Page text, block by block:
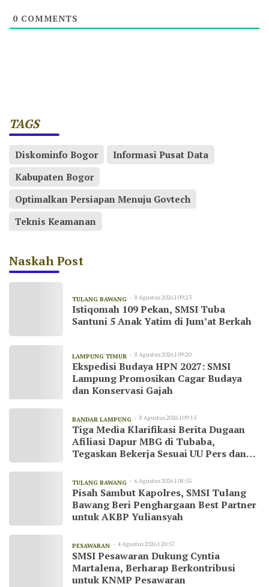
0 COMMENTS
TAGS
Diskominfo Bogor
Informasi Pusat Data
Kabupaten Bogor
Optimalkan Persiapan Menuju Govtech
Teknis Keamanan
Naskah Post
TULANG BAWANG 8 Agustus 2026 | 09:23
Istiqomah 109 Pekan, SMSI Tuba
Santuni 5 Anak Yatim di Jum’at Berkah
LAMPUNG TIMUR 8 Agustus 2026 | 09:20
Ekspedisi Budaya HPN 2027: SMSI
Lampung Promosikan Cagar Budaya
dan Konservasi Gajah
BANDAR LAMPUNG 8 Agustus 2026 | 09:15
Tiga Media Klarifikasi Berita Dugaan
Afiliasi Dapur MBG di Tubaba,
Tegaskan Bekerja Sesuai UU Pers dan
TULANG BAWANG 6 Agustus 2026 | 08:55
Pisah Sambut Kapolres, SMSI Tulang
Bawang Beri Penghargaan Best Partner
untuk AKBP Yuliansyah
PESAWARAN 4 Agustus 2026 | 20:57
SMSI Pesawaran Dukung Cyntia
Martalena, Berharap Berkontribusi
untuk KNMP Pesawaran